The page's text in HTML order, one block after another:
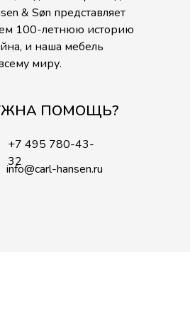
& Søn представляет
100-летнюю историю
и наша мебель
миру.
ПОМОЩЬ?
+7 495 780-43-
32
info@carl-hansen.ru